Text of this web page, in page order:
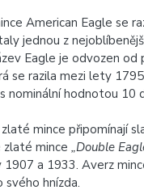
American Eagle se
jednou z
Eagle je odvozen od
se razila mezi lety
nominální hodnotou 10
mince připomínají
mince „Double
a 1933. Averz
svého hnízda.